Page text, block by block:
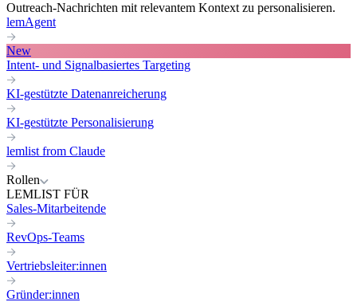
Outreach-Nachrichten mit relevantem Kontext zu personalisieren.
lemAgent
New
Intent- und Signalbasiertes Targeting
KI-gestützte Datenanreicherung
KI-gestützte Personalisierung
lemlist from Claude
Rollen
LEMLIST FÜR
Sales-Mitarbeitende
RevOps-Teams
Vertriebsleiter:innen
Gründer:innen